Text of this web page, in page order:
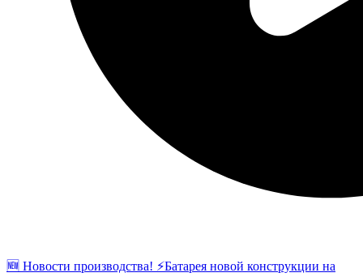
🆕 Новости производства! ⚡️Батарея новой конструкции на